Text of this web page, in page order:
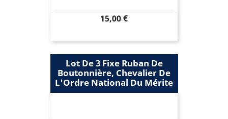
Prix
15,00 €
Lot De 3 Fixe Ruban De
Boutonnière, Chevalier De
L'Ordre National Du Mérite